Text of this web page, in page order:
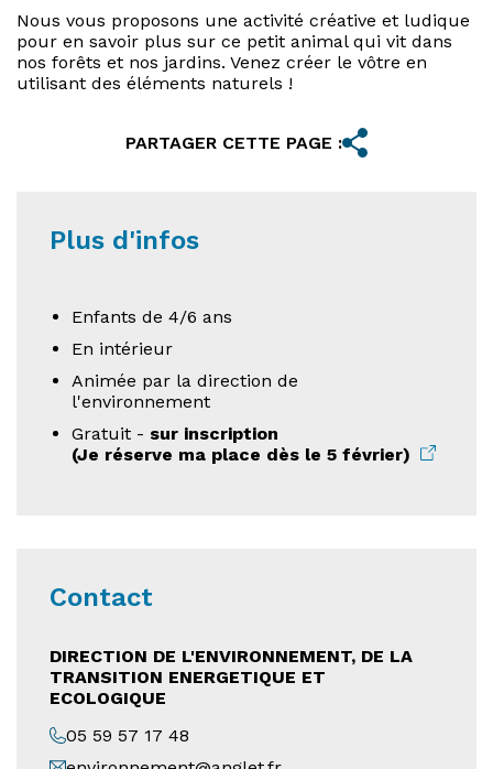
Nous vous proposons une activité créative et ludique
pour en savoir plus sur ce petit animal qui vit dans
nos forêts et nos jardins. Venez créer le vôtre en
utilisant des éléments naturels !
PARTAGER CETTE PAGE :
Plus d'infos
Enfants de 4/6 ans
En intérieur
Animée par la direction de
l'environnement
Gratuit - sur inscription
(Je réserve ma place dès le 5 février)
Contact
DIRECTION DE L'ENVIRONNEMENT, DE LA
TRANSITION ENERGETIQUE ET
ECOLOGIQUE
05 59 57 17 48